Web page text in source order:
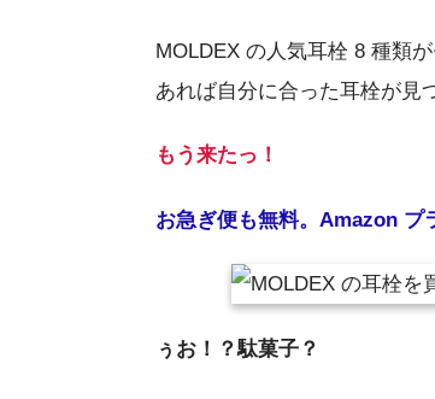
MOLDEX の人気耳栓 8 種類
あれば自分に合った耳栓が見
もう来たっ！
お急ぎ便も無料。Amazon プ
ぅお！？駄菓子？